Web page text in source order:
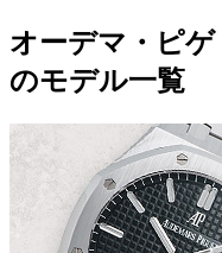
オーデマ・ピ
のモデル一覧